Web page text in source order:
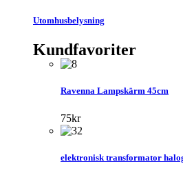
Utomhusbelysning
Kundfavoriter
Ravenna Lampskärm 45cm
75kr
elektronisk transformator